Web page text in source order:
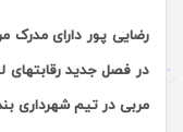
رضایی پور دارای
در فصل جدید رقابتهای
مربی در تیم شهرداری